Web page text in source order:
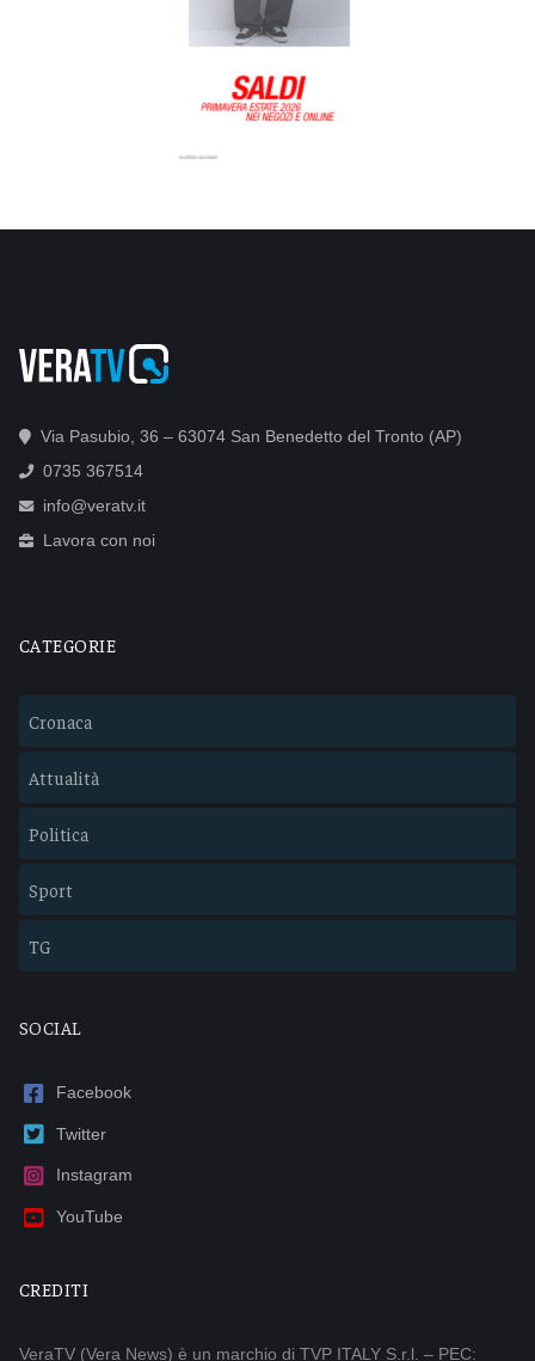
Via Pasubio, 36 – 63074 San Benedetto del Tronto (AP)
0735 367514
info@veratv.it
Lavora con noi
CATEGORIE
Cronaca
Attualità
Politica
Sport
TG
SOCIAL
Facebook
Twitter
Instagram
YouTube
CREDITI
VeraTV (Vera News) è un marchio di TVP ITALY S.r.l. – PEC: